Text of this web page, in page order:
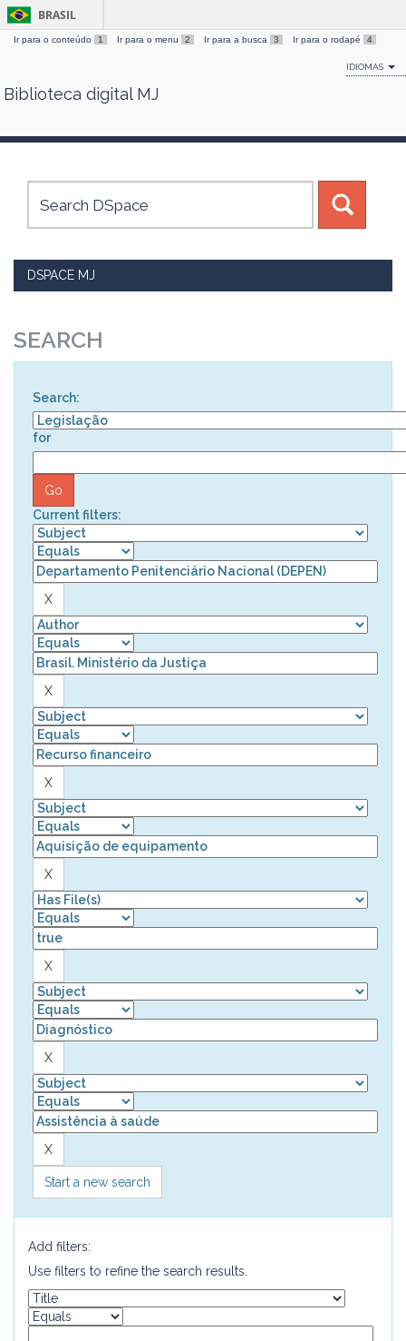
Skip
BRASIL
Ir para o conteúdo 1 Ir para o menu 2 Ir para a busca 3 Ir para o rodapé 4
IDIOMAS
Biblioteca digital MJ
DSPACE MJ
SEARCH
Search:
for
Current filters:
Start a new search
Add filters:
Use filters to refine the search results.